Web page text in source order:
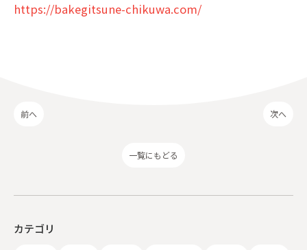
https://bakegitsune-chikuwa.com/
前へ
一覧にもどる
次へ
カテゴリ